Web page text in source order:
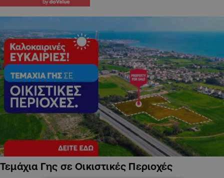
Τεμάχια Γης σε Οικιστικές Περιοχές